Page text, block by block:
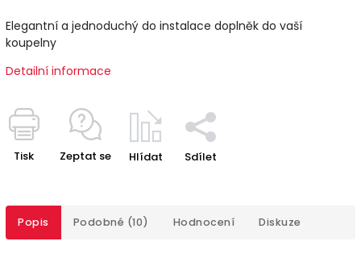
Elegantní a jednoduchý do instalace doplněk do vaší
koupelny
Detailní informace
Tisk Zeptat se Hlídat Sdílet
Popis Podobné (10) Hodnocení Diskuze